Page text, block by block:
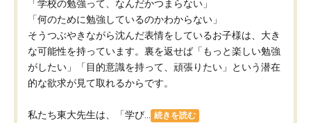
「学校の勉強って、なんだかつまらない」
「何のために勉強しているのかわからない」
そうつぶやきながら沈んだ表情をしているお子様は、大き
な可能性を持っています。裏を返せば「もっと楽しい勉強
がしたい」「目的意識を持って、頑張りたい」という潜在
的な欲求が見て取れるからです。
私たち東大先生は、「学び... 続きを読む